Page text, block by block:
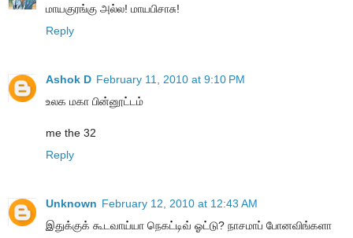
மாயகுரங்கு அல்ல! மாயபிசாசு!
Reply
Ashok D February 11, 2010 at 9:10 PM
உலக மகா பின்னூட்டம்
me the 32
Reply
Unknown February 12, 2010 at 12:43 AM
இதுக்குக் கூடவாய்யா நெகட்டிவ் ஓட்டு? நாசமாப் போனவிங்களா